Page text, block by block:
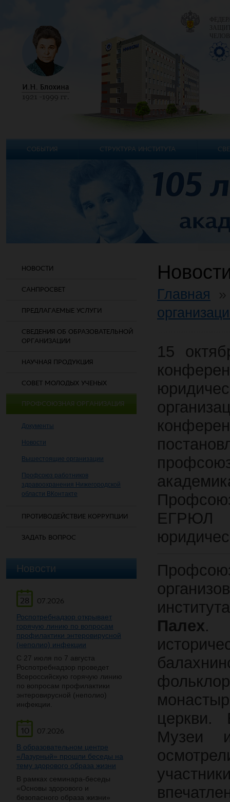
НОВОСТИ
САНПРОСВЕТ
ПРЕДЛАГАЕМЫЕ УСЛУГИ
СВЕДЕНИЯ ОБ ОБРАЗОВАТЕЛЬНОЙ
ОРГАНИЗАЦИИ
НАУЧНАЯ ПРОДУКЦИЯ
СОВЕТ МОЛОДЫХ УЧЕНЫХ
ПРОФСОЮЗНАЯ ОРГАНИЗАЦИЯ
Документы
Новости
Вышестоящие организации
Профсоюз работников
здравоохранения Нижегородской
области ВКонтакте
ПРОТИВОДЕЙСТВИЕ КОРРУПЦИИ
ЗАДАТЬ ВОПРОС
Новости
28
07.2026
Роспотребнадзор открывает
горячую линию по вопросам
профилактики энтеровирусной
(неполио) инфекции
С 27 июля по 7 августа
Роспотребнадзор проведет
Всероссийскую горячую линию
по вопросам профилактики
энтеровирусной (неполио)
инфекции.
10
07.2026
В образовательном центре
«Лазурный» прошли беседы на
тему здорового образа жизни
В рамках семинара-беседы
«Основы здорового и
безопасного образа жизни»
Главная
15
ЕГРЮЛ
Палех.
церкви.
Музеи
СОБЫТИЯ СТРУКТУРА ИНСТИТУТА